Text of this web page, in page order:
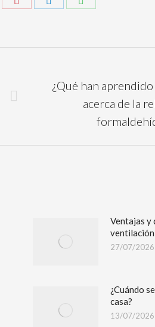
¿Qué han
acerca de la
Ventajas y
27/07/2026
¿Cuándo
casa?
13/07/2026